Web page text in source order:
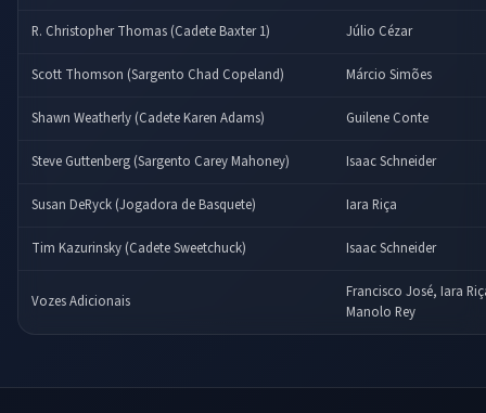
R. Christopher Thomas (Cadete Baxter 1) Júlio Cézar
Scott Thomson (Sargento Chad Copeland) Márcio Simões
Shawn Weatherly (Cadete Karen Adams) Guilene Conte
Steve Guttenberg (Sargento Carey Mahoney) Isaac Schneider
Susan DeRyck (Jogadora de Basquete) Iara Riça
Tim Kazurinsky (Cadete Sweetchuck) Isaac Schneider
Vozes Adicionais
Francisco José, Iara
Manolo Rey